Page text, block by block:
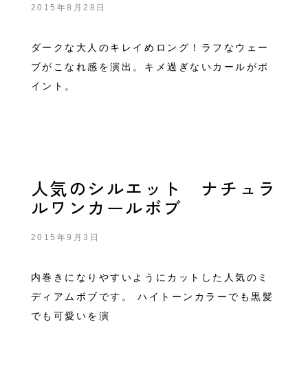
2015年8月28日
ダークな大人のキレイめロング！ラフなウェー
ブがこなれ感を演出。キメ過ぎないカールがポ
イント。
人気のシルエット ナチュラ
ルワンカールボブ
2015年9月3日
内巻きになりやすいようにカットした人気のミ
ディアムボブです。 ハイトーンカラーでも黒髪
でも可愛いを演